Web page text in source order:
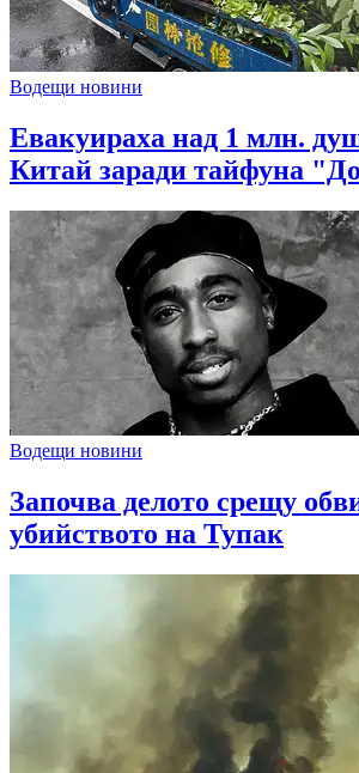
Водещи новини
Евакуираха над 1 млн.
Китай заради тайфуна
Водещи новини
Започва делото срещу
убийството на Тупак